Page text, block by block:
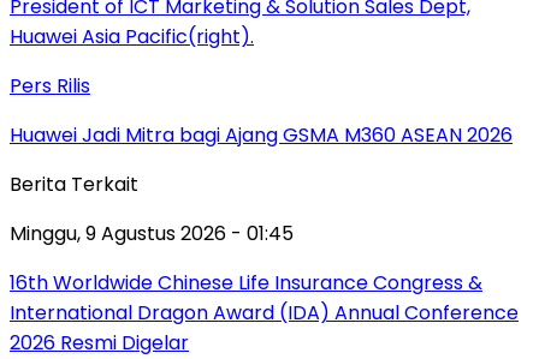
Pers Rilis
Huawei Jadi Mitra bagi Ajang GSMA M360 ASEAN 2026
Berita Terkait
Minggu, 9 Agustus 2026 - 01:45
16th Worldwide Chinese Life Insurance Congress &
International Dragon Award (IDA) Annual Conference
2026 Resmi Digelar